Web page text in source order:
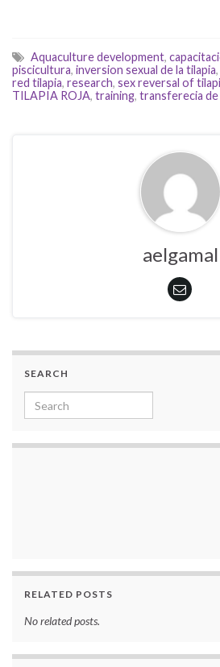
Aquaculture development,
piscicultura, inversion sexual de la tilapia,
red tilapia, research, sex reversal of
TILAPIA ROJA, training, transferecia
aelgamal
SEARCH
Search for:
RELATED POSTS
No related posts.